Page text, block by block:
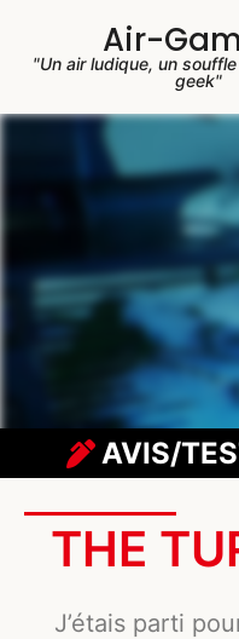
Air-
"Un air ludique, un
geek"
AVIS/
THE
J’étais parti